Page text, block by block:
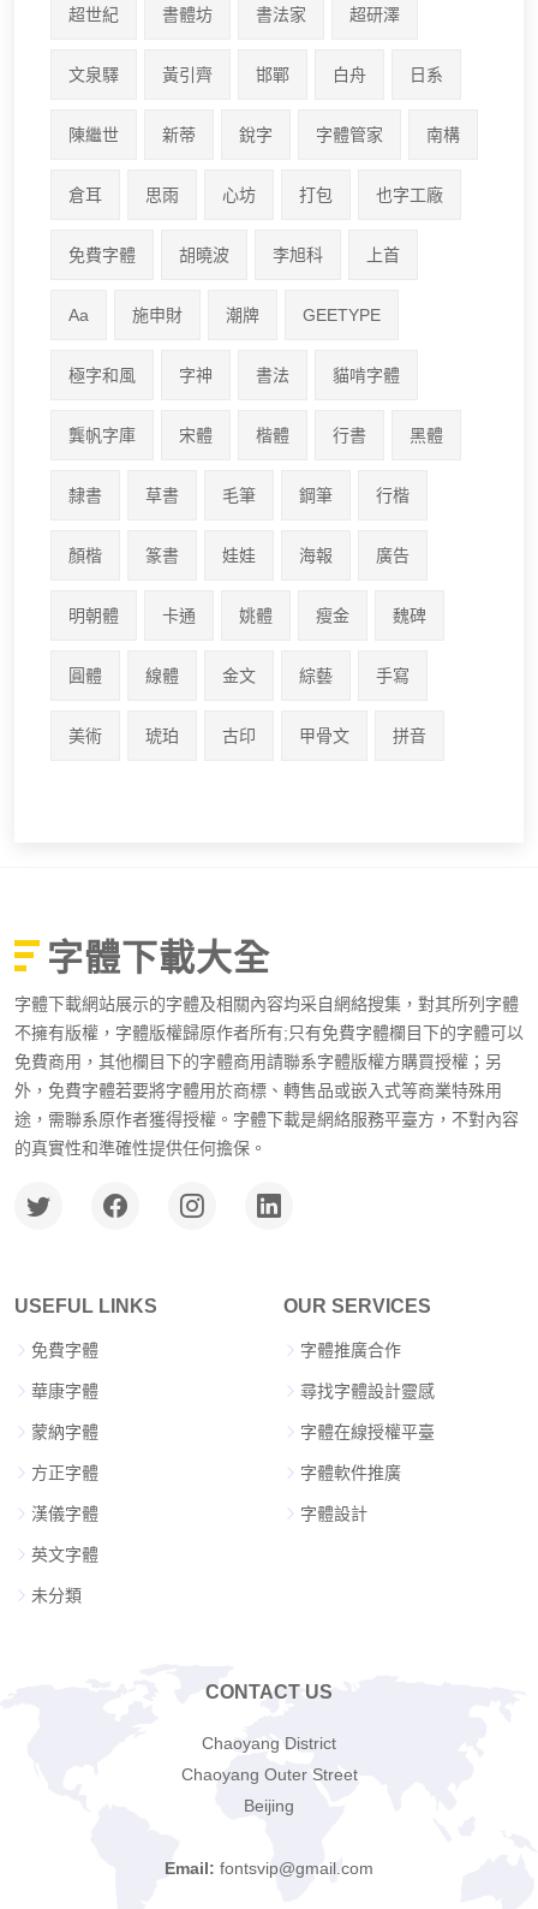
超世紀 書體坊 書法家 超研澤
文泉驛 黃引齊 邯鄲 白舟 日系
陳繼世 新蒂 銳字 字體管家 南構
倉耳 思雨 心坊 打包 也字工廠
免費字體 胡曉波 李旭科 上首
Aa 施申財 潮牌 GEETYPE
極字和風 字神 書法 貓啃字體
龔帆字庫 宋體 楷體 行書 黑體
隸書 草書 毛筆 鋼筆 行楷
顏楷 篆書 娃娃 海報 廣告
明朝體 卡通 姚體 瘦金 魏碑
圓體 線體 金文 綜藝 手寫
美術 琥珀 古印 甲骨文 拼音
字體下載大全
字體下載網站展示的字體及相關內容均采自網絡搜集，對其所列字體
不擁有版權，字體版權歸原作者所有;只有免費字體欄目下的字體可以
免費商用，其他欄目下的字體商用請聯系字體版權方購買授權；另
外，免費字體若要將字體用於商標、轉售品或嵌入式等商業特殊用
途，需聯系原作者獲得授權。字體下載是網絡服務平臺方，不對內容
的真實性和準確性提供任何擔保。
USEFUL LINKS
免費字體
華康字體
蒙納字體
方正字體
漢儀字體
英文字體
未分類
OUR SERVICES
字體推廣合作
尋找字體設計靈感
字體在線授權平臺
字體軟件推廣
字體設計
CONTACT US
Chaoyang District
Chaoyang Outer Street
Beijing
Email: fontsvip@gmail.com